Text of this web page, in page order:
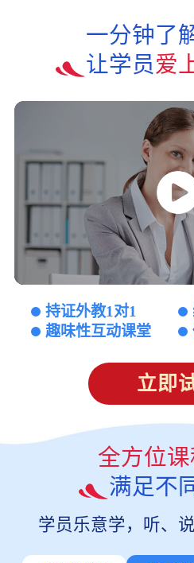
一分钟了
让学员爱
持证外教1对1
趣味性互动课堂
立即
全方位
满足不
学员乐意学，听、